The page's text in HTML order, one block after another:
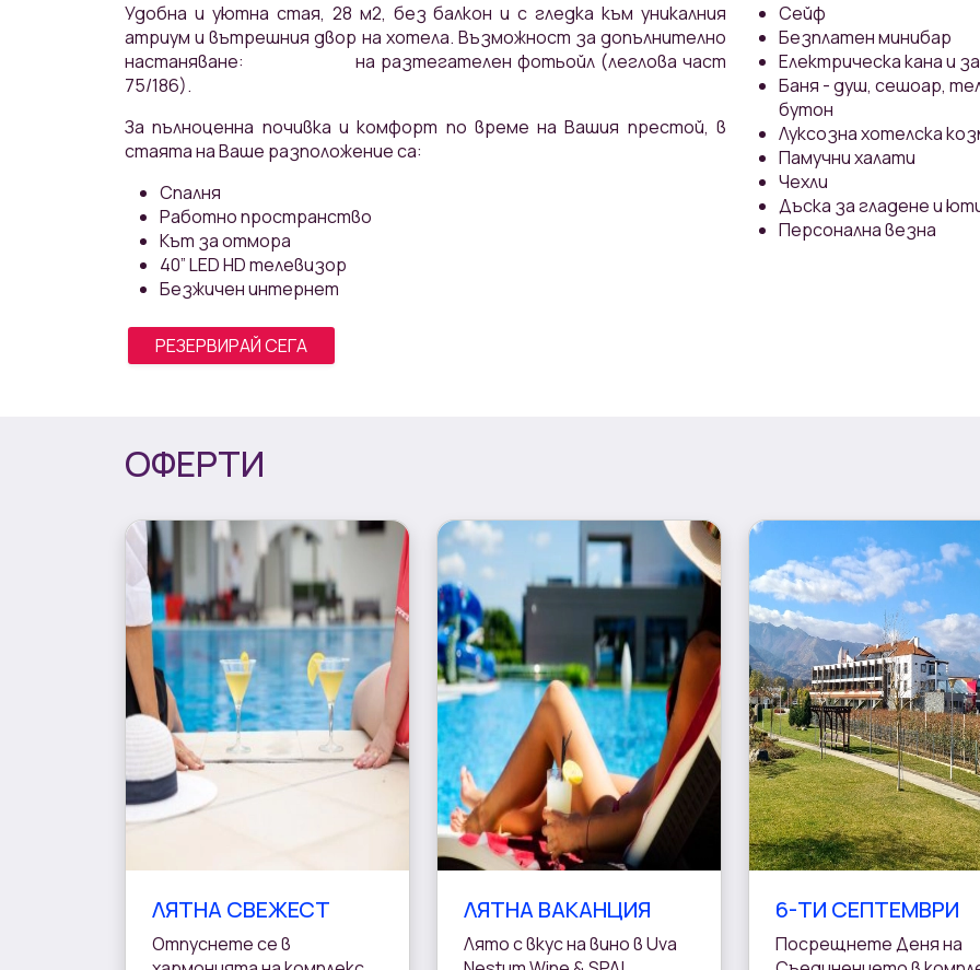
Удобна и уютна стая, 28 м2, без балкон и с гледка към уникалния
атриум и вътрешния двор на хотела. Възможност за допълнително
настаняване: на разтегателен фотьойл (леглова част
75/186).
За пълноценна почивка и комфорт по време на Вашия престой, в
стаята на Ваше разположение са:
Спалня
Работно пространство
Кът за отмора
40” LED HD телевизор
Безжичен интернет
Сейф
Безплатен минибар
Електрическа кана и
Баня - душ, сешоар,
бутон
Луксозна хотелска
Памучни халати
Чехли
Дъска за гладене и
Персонална везна
РЕЗЕРВИРАЙ СЕГА
ОФЕРТИ
ЛЯТНА СВЕЖЕСТ
Отпуснете се в
ЛЯТНА ВАКАНЦИЯ
Лято с вкус на вино в Uva
6-ТИ СЕПТЕМВРИ
Посрещнете Деня на